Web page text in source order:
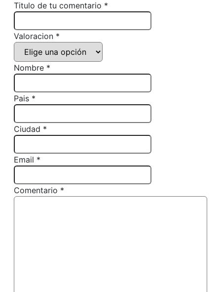
Titulo de tu comentario *
Valoracion *
Nombre *
Pais *
Ciudad *
Email *
Comentario *